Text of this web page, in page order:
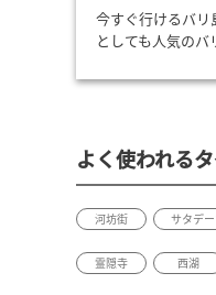
今すぐ行けるバリ
としても人気のバ
よく使われる
河坊街 サタデ
霊隠寺 西湖